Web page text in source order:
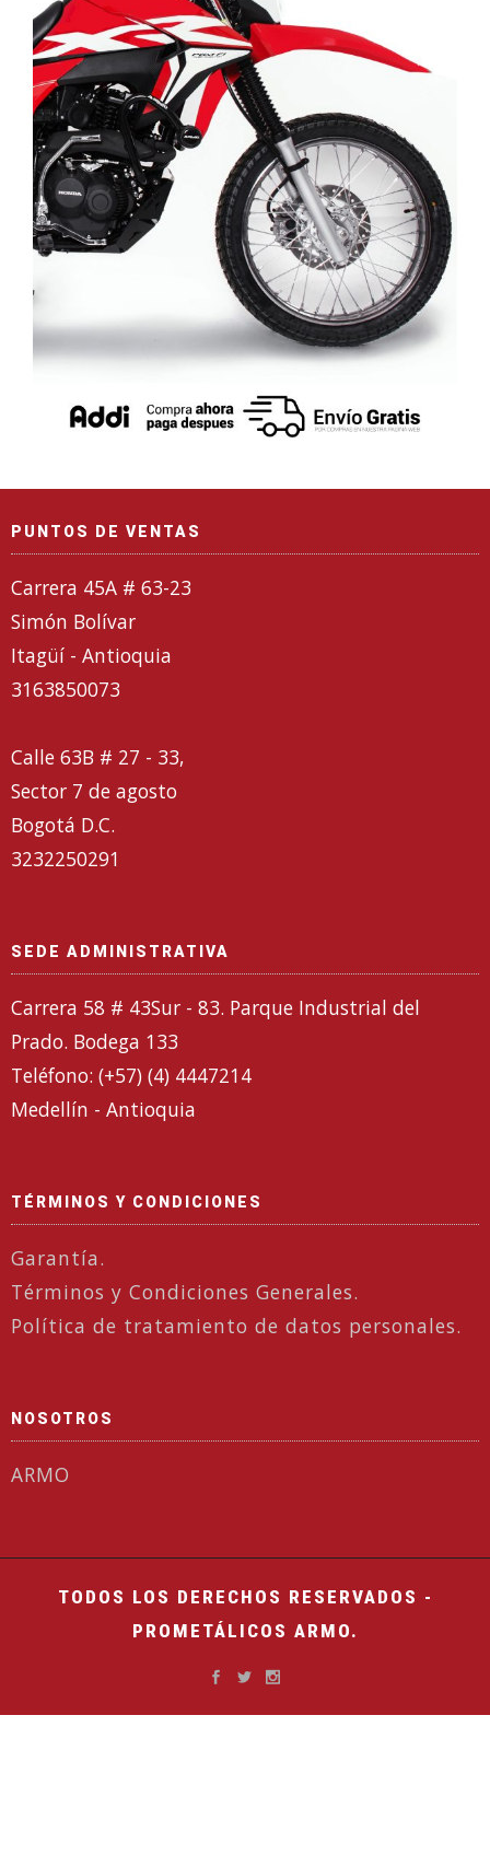
PUNTOS DE VENTAS
Carrera 45A # 63-23
Simón Bolívar
Itagüí - Antioquia
3163850073
Calle 63B # 27 - 33,
Sector 7 de agosto
Bogotá D.C.
3232250291
SEDE ADMINISTRATIVA
Carrera 58 # 43Sur - 83. Parque Industrial del
Prado. Bodega 133
Teléfono: (+57) (4) 4447214
Medellín - Antioquia
TÉRMINOS Y CONDICIONES
Garantía.
Términos y Condiciones Generales.
Política de tratamiento de datos personales.
NOSOTROS
ARMO
TODOS LOS DERECHOS RESERVADOS -
PROMETÁLICOS ARMO.